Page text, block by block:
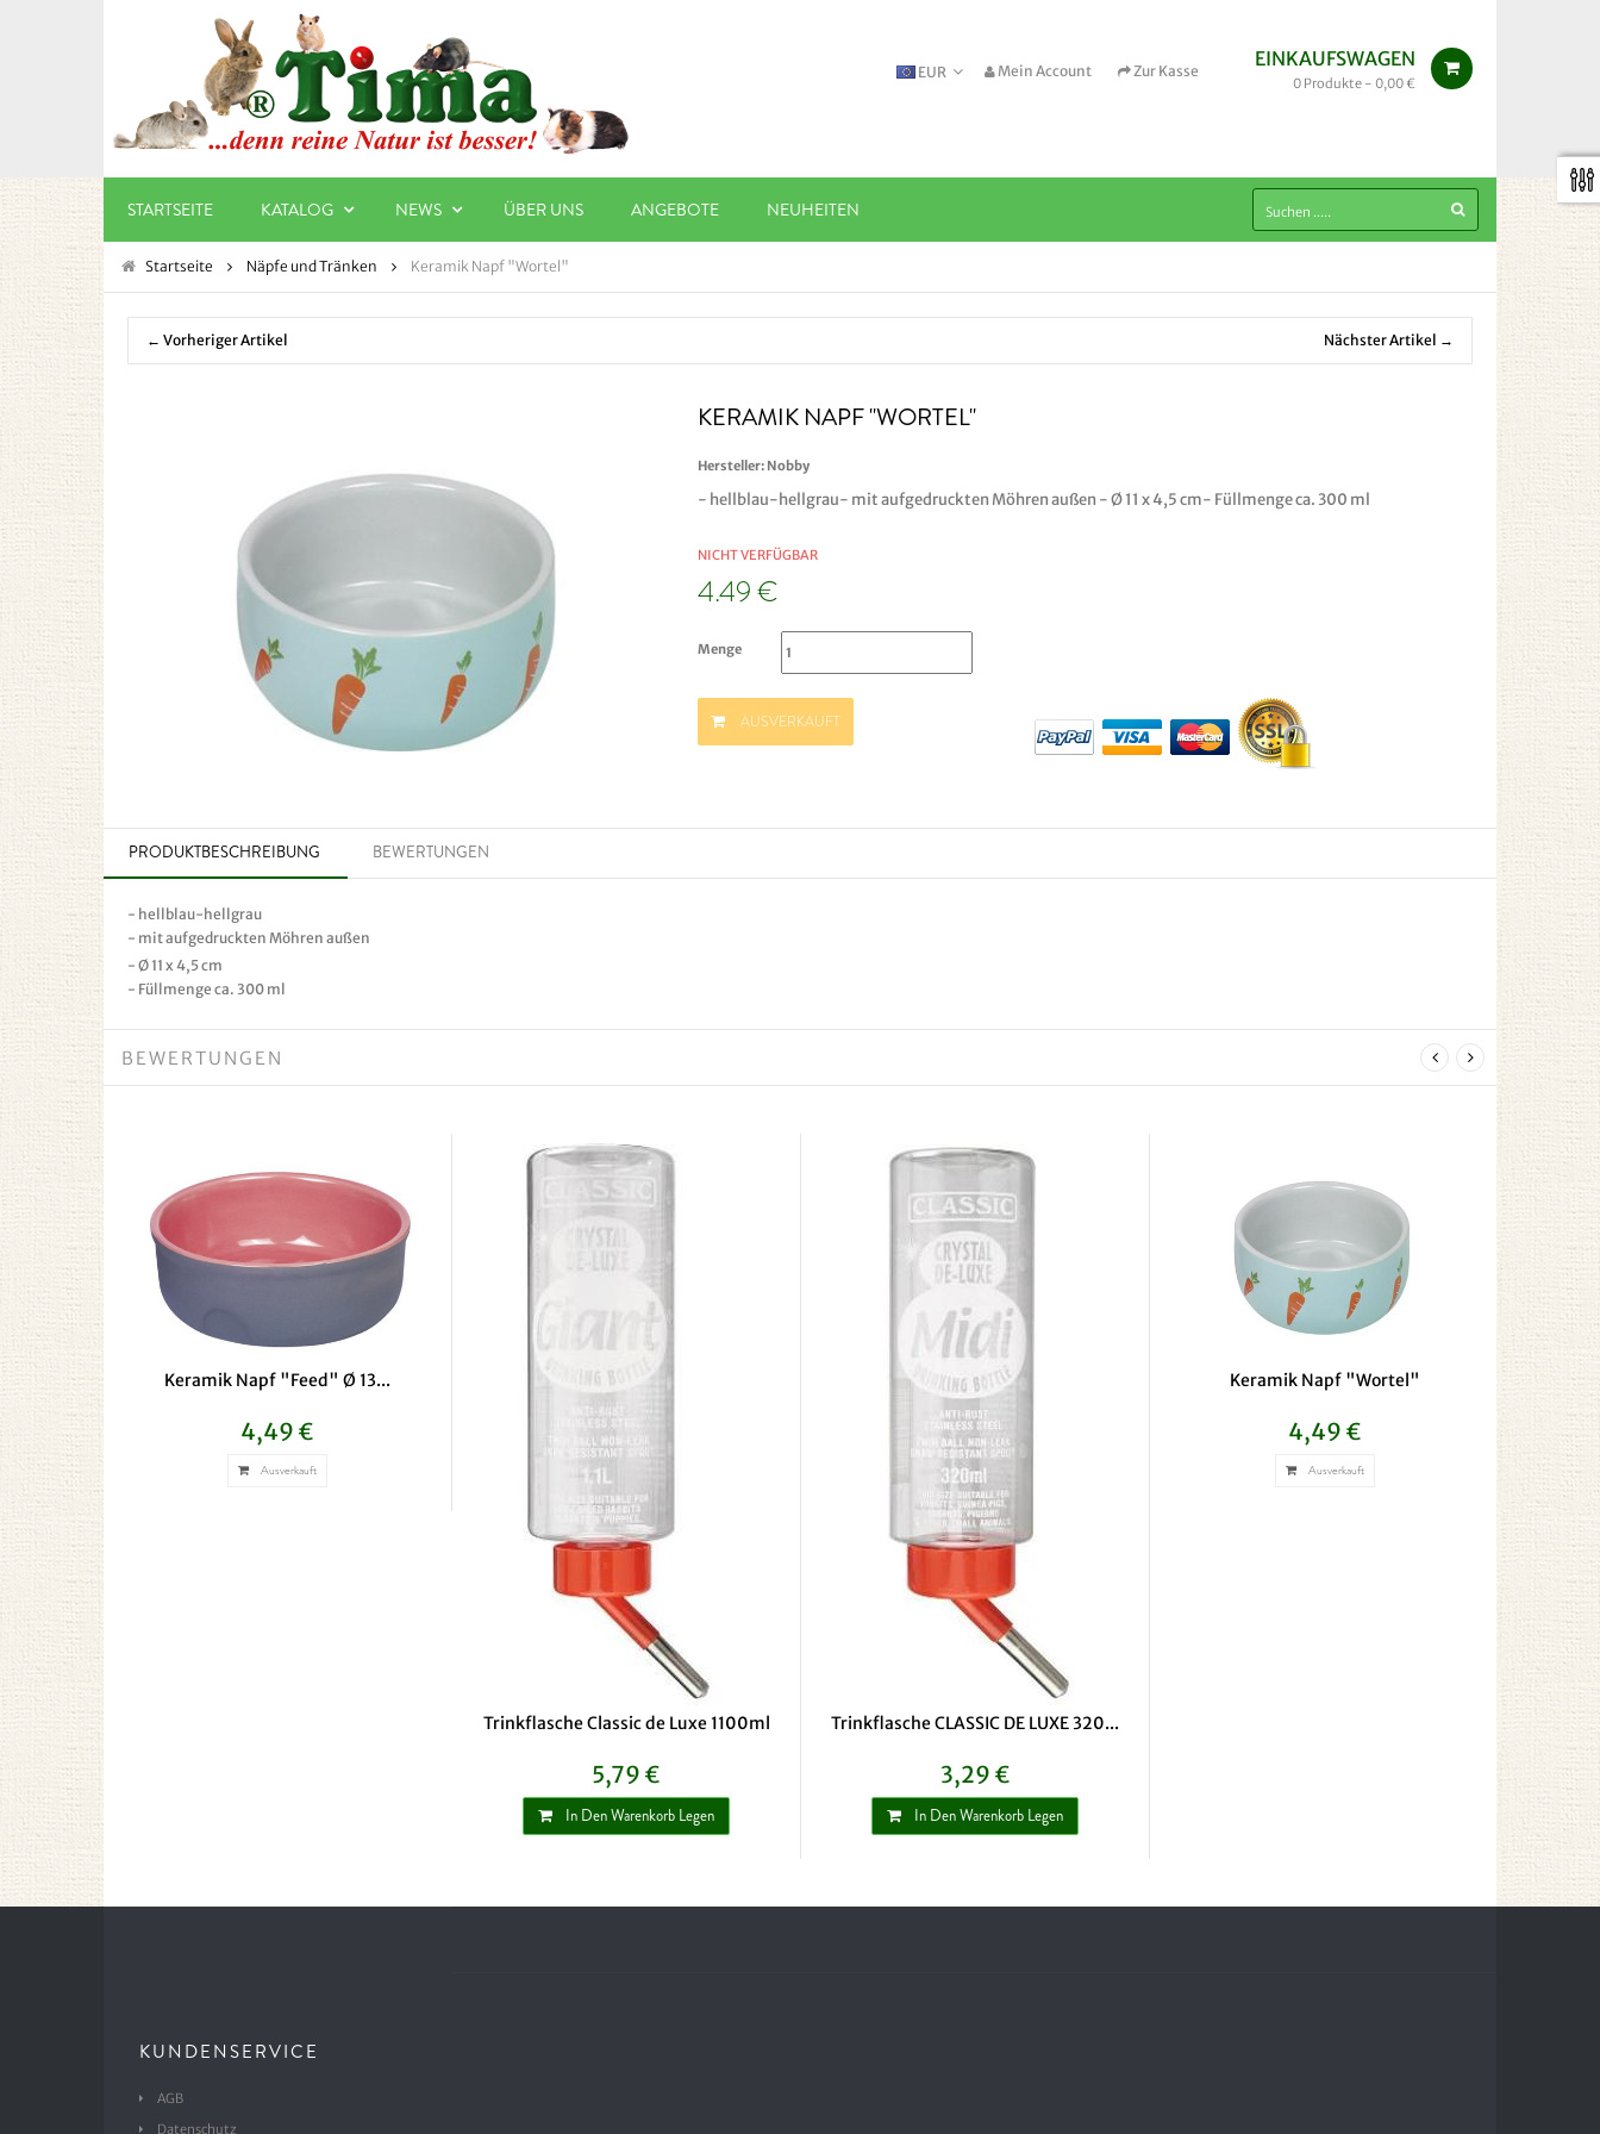
EINKAUFSWAGEN
0 Produkte - 0,00 €
Mein Account Zur Kasse
EUR
STARTSEITE KATALOG NEWS ÜBER UNS ANGEBOTE NEUHEITEN
Startseite Näpfe und Tränken Keramik Napf "Wortel"
← Vorheriger Artikel Nächster Artikel →
KERAMIK NAPF "WORTEL"
Hersteller: Nobby
- hellblau-hellgrau- mit aufgedruckten Möhren außen - Ø 11 x 4,5 cm- Füllmenge ca. 300 ml
NICHT VERFÜGBAR
4.49 €
Menge
AUSVERKAUFT
PRODUKTBESCHREIBUNG BEWERTUNGEN
- hellblau-hellgrau
- mit aufgedruckten Möhren außen
- Ø 11 x 4,5 cm
- Füllmenge ca. 300 ml
BEWERTUNGEN
Keramik Napf "Feed" Ø 13...
4,49 €
Ausverkauft
Trinkflasche Classic de Luxe 1100ml
5,79 €
In Den Warenkorb Legen
Trinkflasche CLASSIC DE LUXE 320...
3,29 €
In Den Warenkorb Legen
Keramik Napf "Wortel"
4,49 €
Ausverkauft
KUNDENSERVICE
AGB
Datenschutz